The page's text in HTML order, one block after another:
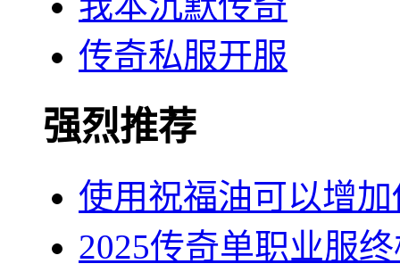
传奇私服开服
强烈推荐
使用祝福油可以增
2025传奇单职业服